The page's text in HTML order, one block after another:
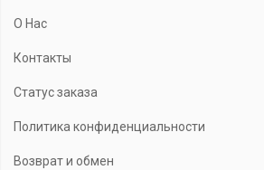
О Нас
Контакты
Статус заказа
Политика конфиденциальности
Возврат и обмен